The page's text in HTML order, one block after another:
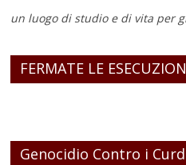
un luogo di studio e di vita per
FERMATE LE
Genocidio Contro i